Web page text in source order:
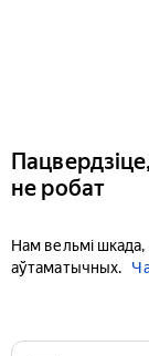
не робат
Нам вельмі
аўтаматычных.